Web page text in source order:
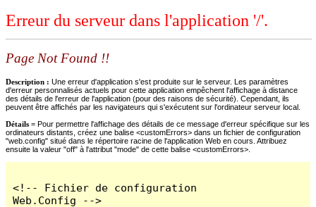
Erreur du serveur dans l'application '/'.
Page Not Found !!
Description : Une erreur d'application s'est produite sur le serveur. Les paramètres
d'erreur personnalisés actuels pour cette application empêchent l'affichage à distance
des détails de l'erreur de l'application (pour des raisons de sécurité). Cependant, ils
peuvent être affichés par les navigateurs qui s'exécutent sur l'ordinateur serveur local.
Détails = Pour permettre l'affichage des détails de ce message d'erreur spécifique sur les
ordinateurs distants, créez une balise <customErrors> dans un fichier de configuration
"web.config" situé dans le répertoire racine de l'application Web en cours. Attribuez
ensuite la valeur "off" à l'attribut "mode" de cette balise <customErrors>.
<!-- Fichier de configuration
Web.Config -->